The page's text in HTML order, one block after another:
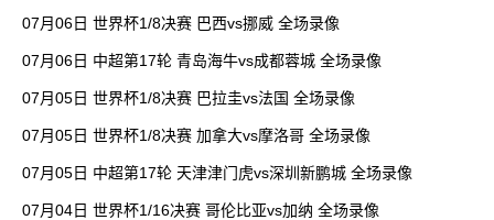
07月06日 世界杯1/8决赛 巴西vs挪威 全场录像
07月06日 中超第17轮 青岛海牛vs成都蓉城 全场录像
07月05日 世界杯1/8决赛 巴拉圭vs法国 全场录像
07月05日 世界杯1/8决赛 加拿大vs摩洛哥 全场录像
07月05日 中超第17轮 天津津门虎vs深圳新鹏城 全场录像
07月04日 世界杯1/16决赛 哥伦比亚vs加纳 全场录像